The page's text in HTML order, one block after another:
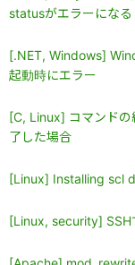
statusがエラーになる
[.NET, Windows]
起動時にエラー
[C, Linux] コマンドの
了した場合
[Linux] Installing scl
[Linux, security] SSH